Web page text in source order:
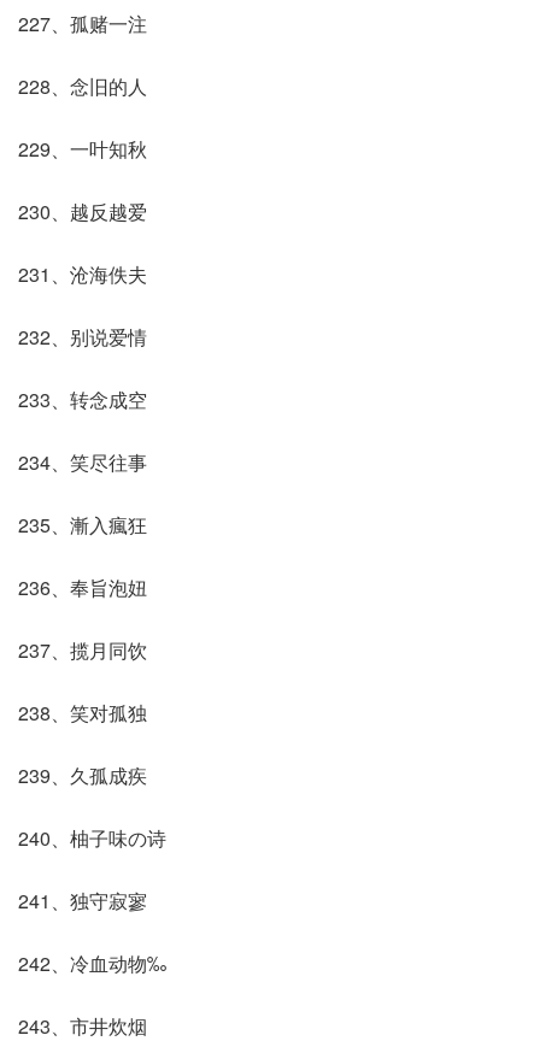
227、孤赌一注
228、念旧的人
229、一叶知秋
230、越反越爱
231、沧海佚夫
232、别说爱情
233、转念成空
234、笑尽往事
235、漸入瘋狂
236、奉旨泡妞
237、揽月同饮
238、笑对孤独
239、久孤成疾
240、柚子味の诗
241、独守寂寥
242、冷血动物‰
243、市井炊烟